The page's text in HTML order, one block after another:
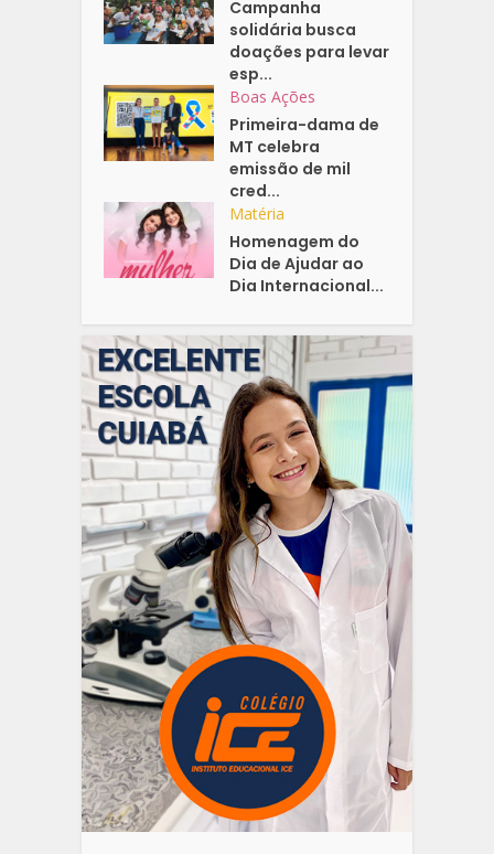
Campanha
solidária busca
doações para levar
esp...
Boas Ações
Primeira-dama de
MT celebra
emissão de mil
cred...
Matéria
Homenagem do
Dia de Ajudar ao
Dia Internacional...